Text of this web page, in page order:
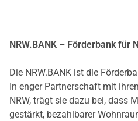
NRW.BANK – Förderbank für
Die NRW.BANK ist die
In enger Partnerschaft mit
NRW, trägt sie dazu bei, dass
gestärkt, bezahlbarer